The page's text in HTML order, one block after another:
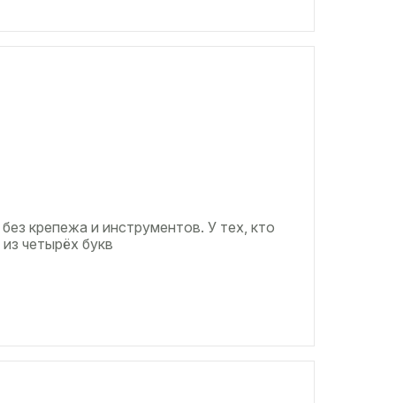
крепежа и инструментов. У тех, кто
четырёх букв